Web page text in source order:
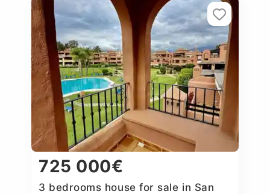
725 000€
3 bedrooms house for sale in San